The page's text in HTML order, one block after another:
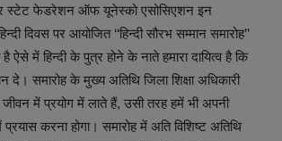
स्टेट फेडरेशन ऑफ यूनेस्को एसोसिएशन इन
दिवस पर आयोजित ‘‘हिन्दी सौरभ सम्मान समारोह’’
में हिन्दी के पुत्र होने के नाते हमारा दायित्व है कि
समारोह के मुख्य अतिथि जिला शिक्षा अधिकारी
में प्रयोग में लाते हैं, उसी तरह हमें भी अपनी
प्रयास करना होगा। समारोह में अति विशिष्ट अतिथि